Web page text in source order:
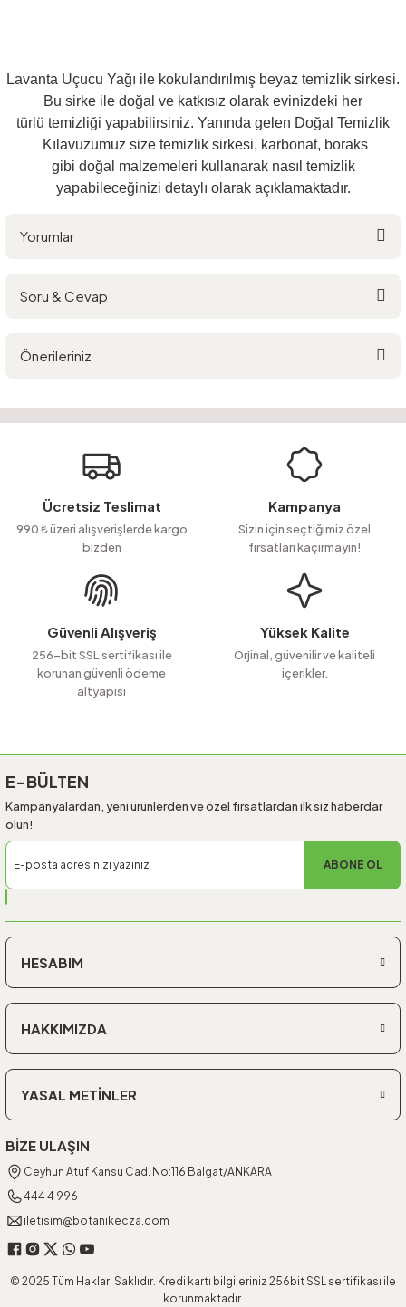
Lavanta Uçucu Yağı ile kokulandırılmış beyaz temizlik sirkesi.
Bu sirke ile doğal ve katkısız olarak evinizdeki her
türlü temizliği yapabilirsiniz. Yanında gelen Doğal Temizlik
Kılavuzumuz size temizlik sirkesi, karbonat, boraks
gibi doğal malzemeleri kullanarak nasıl temizlik
yapabileceğinizi detaylı olarak açıklamaktadır.
Yorumlar
Soru & Cevap
Soru Sor
Önerileriniz
Görüş ve önerileriniz için teşekkür ederiz.
Ürün resmi kalitesiz, bozuk veya görüntülenemiyor.
Ürün açıklamasında eksik bilgiler bulunuyor.
Ürün bilgilerinde hatalar bulunuyor.
Ürün fiyatı diğer sitelerden daha pahalı.
Bu ürüne benzer farklı alternatifler olmalı.
Ücretsiz Teslimat
990 ₺ üzeri alışverişlerde kargo
bizden
Kampanya
Sizin için seçtiğimiz özel
fırsatları kaçırmayın!
Güvenli Alışveriş
256-bit SSL sertifikası ile
korunan güvenli ödeme
altyapısı
Yüksek Kalite
Orjinal, güvenilir ve kaliteli
içerikler.
E-BÜLTEN
Kampanyalardan, yeni ürünlerden ve özel fırsatlardan ilk siz haberdar
olun!
ABONE OL
HESABIM
HAKKIMIZDA
YASAL METİNLER
BİZE ULAŞIN
Ceyhun Atuf Kansu Cad. No:116 Balgat/ANKARA
444 4 996
iletisim@botanikecza.com
© 2025 Tüm Hakları Saklıdır. Kredi kartı bilgileriniz 256bit SSL sertifikası ile
korunmaktadır.